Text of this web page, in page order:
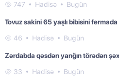
747 Hadisə Bugün
Tovuz sakini 65 yaşlı bibisini
46 Hadisə Bugün
Zərdabda qəsdən yanğın törədən
33 Hadisə Bugün